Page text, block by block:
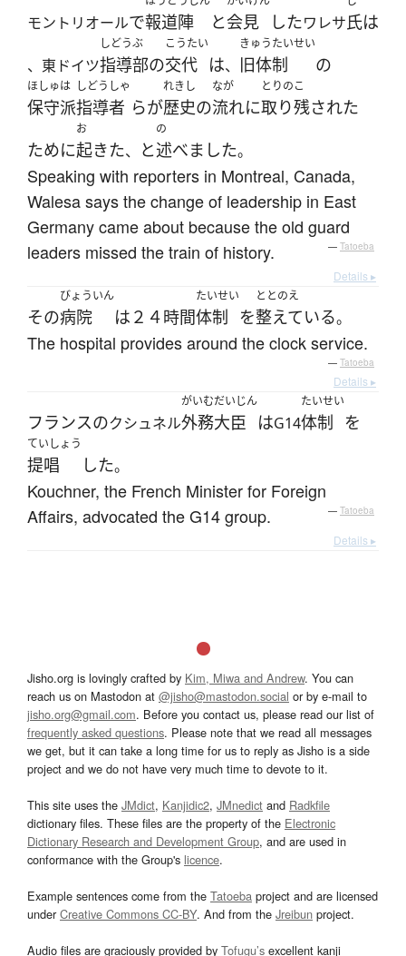
モントリオールで報道陣 と会見 したワレサ氏は
、東ドイツ
しどうぶ
指導部の
こうたい
交代 は、
きゅうたいせい
旧体制 の
ほしゅは
保守派
しどうしゃ
指導者 らが
れきし
歴史の
なが
流れに
とりのこ
取り残された
ために
お
起きた、 と
の
述べました。
Speaking with reporters in Montreal, Canada,
Walesa says the change of leadership in East
Germany came about because the old guard
leaders missed the train of history.
— Tatoeba
Details ▸
その
びょういん
病院 は ２４時間
たいせい
体制 を
ととのえ
整えている。
The hospital provides around the clock service.
— Tatoeba
Details ▸
フランスのクシュネル
がいむだいじん
外務大臣 はG14
たいせい
体制 を
ていしょう
提唱 した。
Kouchner, the French Minister for Foreign
Affairs, advocated the G14 group.
— Tatoeba
Details ▸
Jisho.org is lovingly crafted by Kim, Miwa and Andrew. You can
reach us on Mastodon at @jisho@mastodon.social or by e-mail to
jisho.org@gmail.com. Before you contact us, please read our list of
frequently asked questions. Please note that we read all messages
we get, but it can take a long time for us to reply as Jisho is a side
project and we do not have very much time to devote to it.
This site uses the JMdict, Kanjidic2, JMnedict and Radkfile
dictionary files. These files are the property of the Electronic
Dictionary Research and Development Group, and are used in
conformance with the Group's licence.
Example sentences come from the Tatoeba project and are licensed
underCreative Commons CC-BY. And from the Jreibun project.
Audio files are graciously provided by Tofugu’s excellent kanji